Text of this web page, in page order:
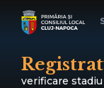
verificare